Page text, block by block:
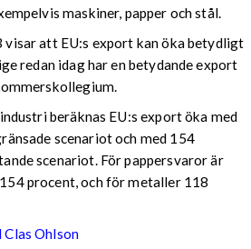
maskiner, papper och stål.
visar att EU:s export kan öka betydligt
redan idag har en betydande export
beräknas EU:s export öka med
scenariot och med 154
scenariot. För pappersvaror är
procent, och för metaller 118
Ohlson